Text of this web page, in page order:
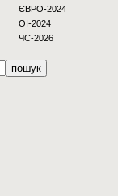
ЄВРО-2024
OI-2024
ЧС-2026